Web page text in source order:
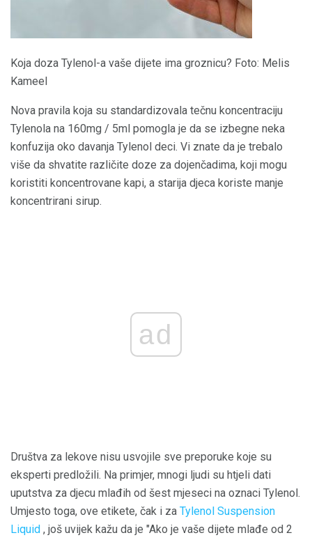
Koja doza Tylenol-a vaše dijete ima groznicu? Foto: Melis
Kameel
Nova pravila koja su standardizovala tečnu koncentraciju
Tylenola na 160mg / 5ml pomogla je da se izbegne neka
konfuzija oko davanja Tylenol deci. Vi znate da je trebalo
više da shvatite različite doze za dojenčadima, koji mogu
koristiti koncentrovane kapi, a starija djeca koriste manje
koncentrirani sirup.
ad
Društva za lekove nisu usvojile sve preporuke koje su
eksperti predložili. Na primjer, mnogi ljudi su htjeli dati
uputstva za djecu mlađih od šest mjeseci na oznaci Tylenol.
Umjesto toga, ove etikete, čak i za Tylenol Suspension
Liquid , još uvijek kažu da je "Ako je vaše dijete mlađe od 2